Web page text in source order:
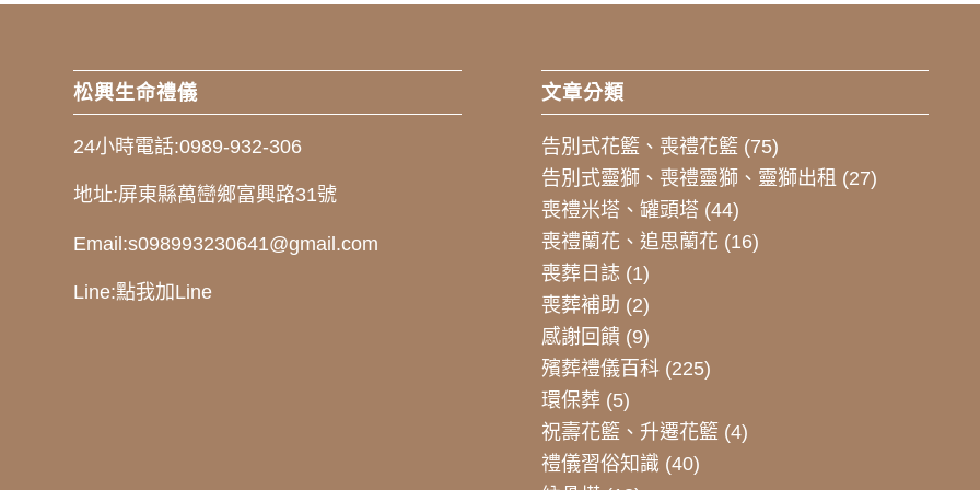
松興生命禮儀
24小時電話:0989-932-306
地址:屏東縣萬巒鄉富興路31號
Email:s098993230641@gmail.com
Line:點我加Line
文章分類
告別式花籃、喪禮花籃 (75)
告別式靈獅、喪禮靈獅、靈獅出租 (27)
喪禮米塔、罐頭塔 (44)
喪禮蘭花、追思蘭花 (16)
喪葬日誌 (1)
喪葬補助 (2)
感謝回饋(9)
殯葬禮儀百科(225)
環保葬(5)
祝壽花籃、升遷花籃 (4)
禮儀習俗知識 (40)